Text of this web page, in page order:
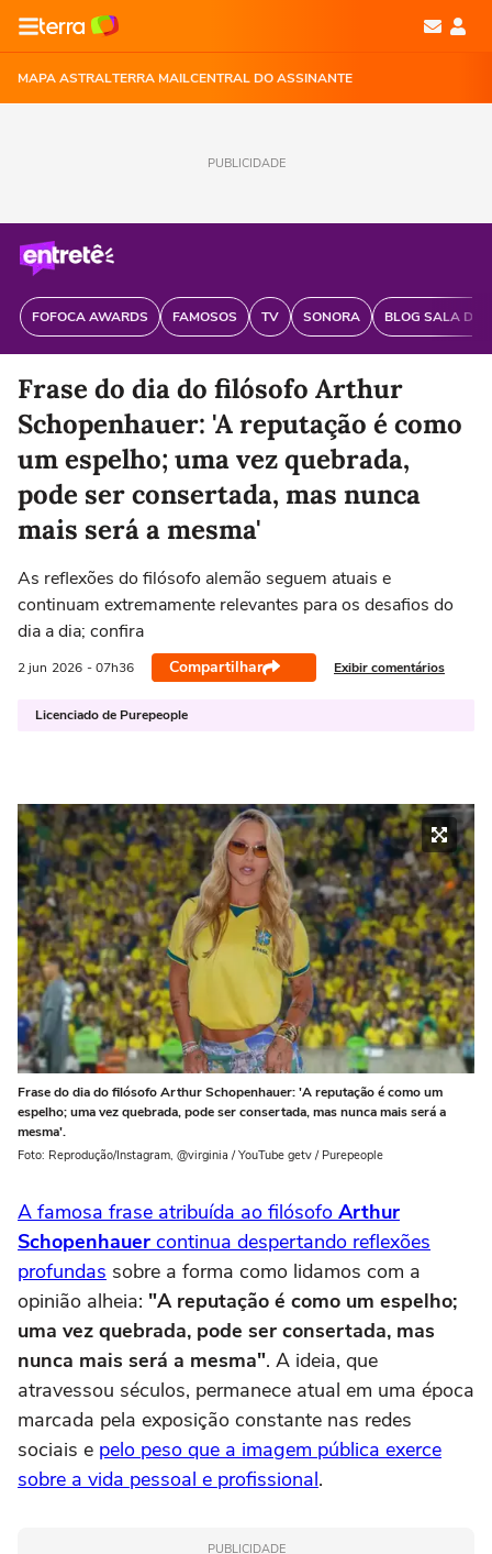
MAPA ASTRALTERRA MAILCENTRAL DO ASSINANTE
PUBLICIDADE
FOFOCA AWARDS FAMOSOS TV SONORA BLOG SALA DE
Frase do dia do filósofo Arthur
Schopenhauer: 'A reputação é como
um espelho; uma vez quebrada,
pode ser consertada, mas nunca
mais será a mesma'
As reflexões do filósofo alemão seguem atuais e
continuam extremamente relevantes para os desafios do
dia a dia; confira
2 jun 2026 - 07h36 Compartilhar Exibir comentários
Licenciado de Purepeople
Frase do dia do filósofo Arthur Schopenhauer: 'A reputação é como um
espelho; uma vez quebrada, pode ser consertada, mas nunca mais será a
mesma'.
Foto: Reprodução/Instagram, @virginia / YouTube getv / Purepeople
A famosa frase atribuída ao filósofo Arthur
Schopenhauer continua despertando reflexões
profundas sobre a forma como lidamos com a
opinião alheia: "A reputação é como um espelho;
uma vez quebrada, pode ser consertada, mas
nunca mais será a mesma". A ideia, que
atravessou séculos, permanece atual em uma época
marcada pela exposição constante nas redes
sociais e pelo peso que a imagem pública exerce
sobre a vida pessoal e profissional.
PUBLICIDADE